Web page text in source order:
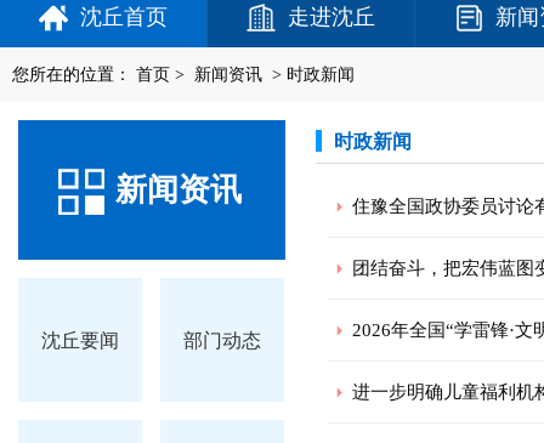
沈丘首页 走进沈丘 新
您所在的位置： 首页 > 新闻资讯 > 时政新闻
新闻资讯
沈丘要闻 部门动态
时政新闻
住豫全国政协委员讨论
团结奋斗，把宏伟蓝
2026年全国“学雷锋·
进一步明确儿童福利